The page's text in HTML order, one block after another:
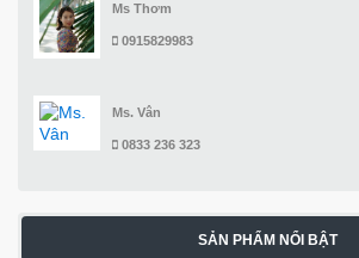
Ms Thơm
0915829983
Ms. Vân
0833 236 323
SẢN PHẨM NỔI BẬT